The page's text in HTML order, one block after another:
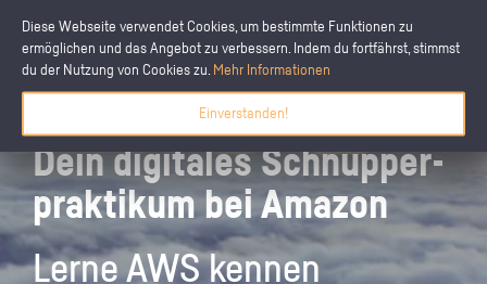
Diese Webseite verwendet Cookies, um bestimmte Funktionen zu
ermöglichen und das Angebot zu verbessern. Indem du fortfährst, stimmst
du der Nutzung von Cookies zu. Mehr Informationen
Einverstanden!
Dein digitales Schnupper­
praktikum bei Amazon
Lerne AWS kennen